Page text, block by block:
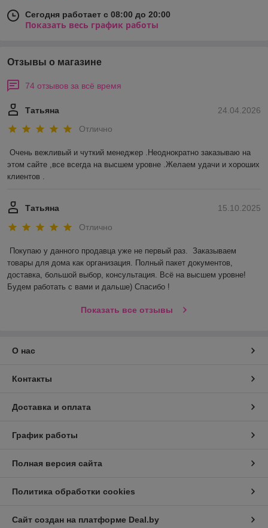
Сегодня работает с 08:00 до 20:00
Показать весь график работы
Отзывы о магазине
74 отзывов за всё время
24.04.2026
Татьяна
Отлично
Очень вежливый и чуткий менеджер .Неоднократно заказываю на
этом сайте ,все всегда на высшем уровне .Желаем удачи и хороших
клиентов .
15.10.2025
Татьяна
Отлично
Покупаю у данного продавца уже не первый раз.  Заказываем
товары для дома как организация. Полный пакет документов,
доставка, большой выбор, консультация. Всё на высшем уровне!
Будем работать с вами и дальше) Спасибо !
Показать все отзывы
О нас
Контакты
Доставка и оплата
График работы
Полная версия сайта
Политика обработки cookies
Сайт создан на платформе Deal.by